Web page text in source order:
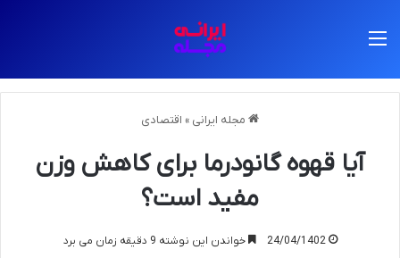
مجله ایرانی » اقتصادی
آیا قهوه گانودرما برای کاهش وزن
مفید است؟
24/04/1402 خواندن این نوشته 9 دقیقه زمان می برد